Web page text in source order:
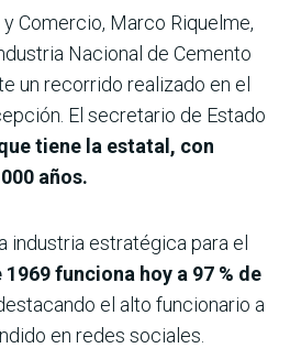
Comercio, Marco Riquelme,
Nacional de Cemento
un recorrido realizado en el
El secretario de Estado
tiene la estatal, con
años.
industria estratégica para el
funciona hoy a 97 % de
el alto funcionario a
en redes sociales.